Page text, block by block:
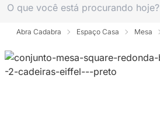
Abra Cadabra Espaço Casa Mesa